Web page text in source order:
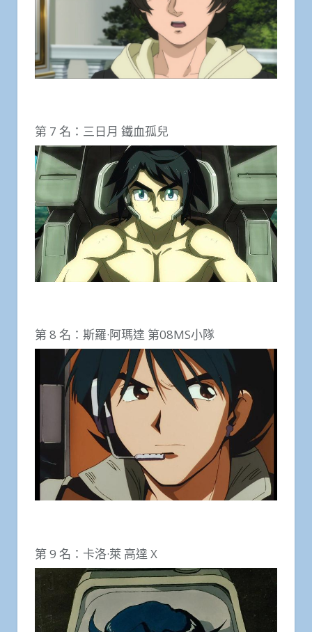
第 7 名：三日月 鐵血孤兒
第 8 名：斯羅·阿瑪達 第08MS小隊
第 9 名：卡洛·萊 高達 X